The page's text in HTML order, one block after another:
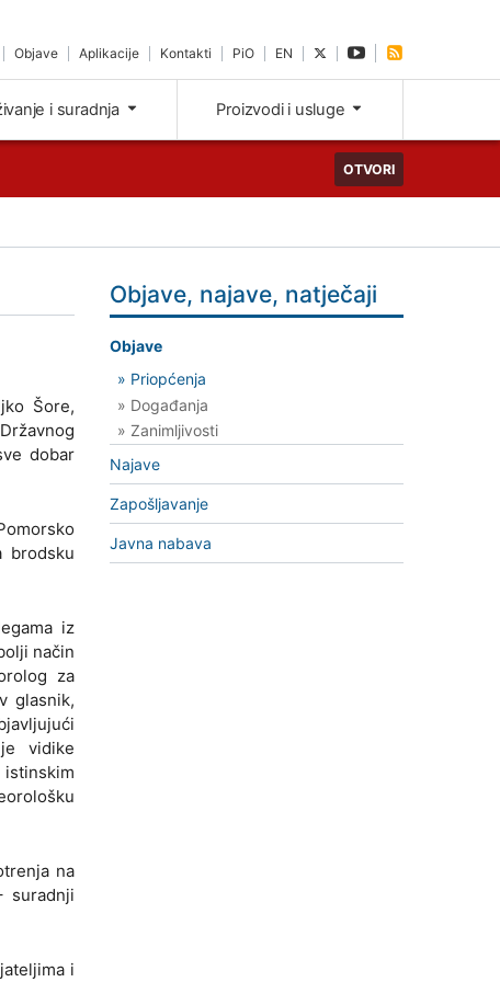
Objave Aplikacije Kontakti PiO EN
i suradnja Proizvodi i usluge
OTVORI
Šore,
dobar
brodsku
iz
način
za
glasnik,
vidike
na
suradnji
i
Objave, najave, natječaji
Objave
» Priopćenja
» Događanja
» Zanimljivosti
Najave
Zapošljavanje
Javna nabava